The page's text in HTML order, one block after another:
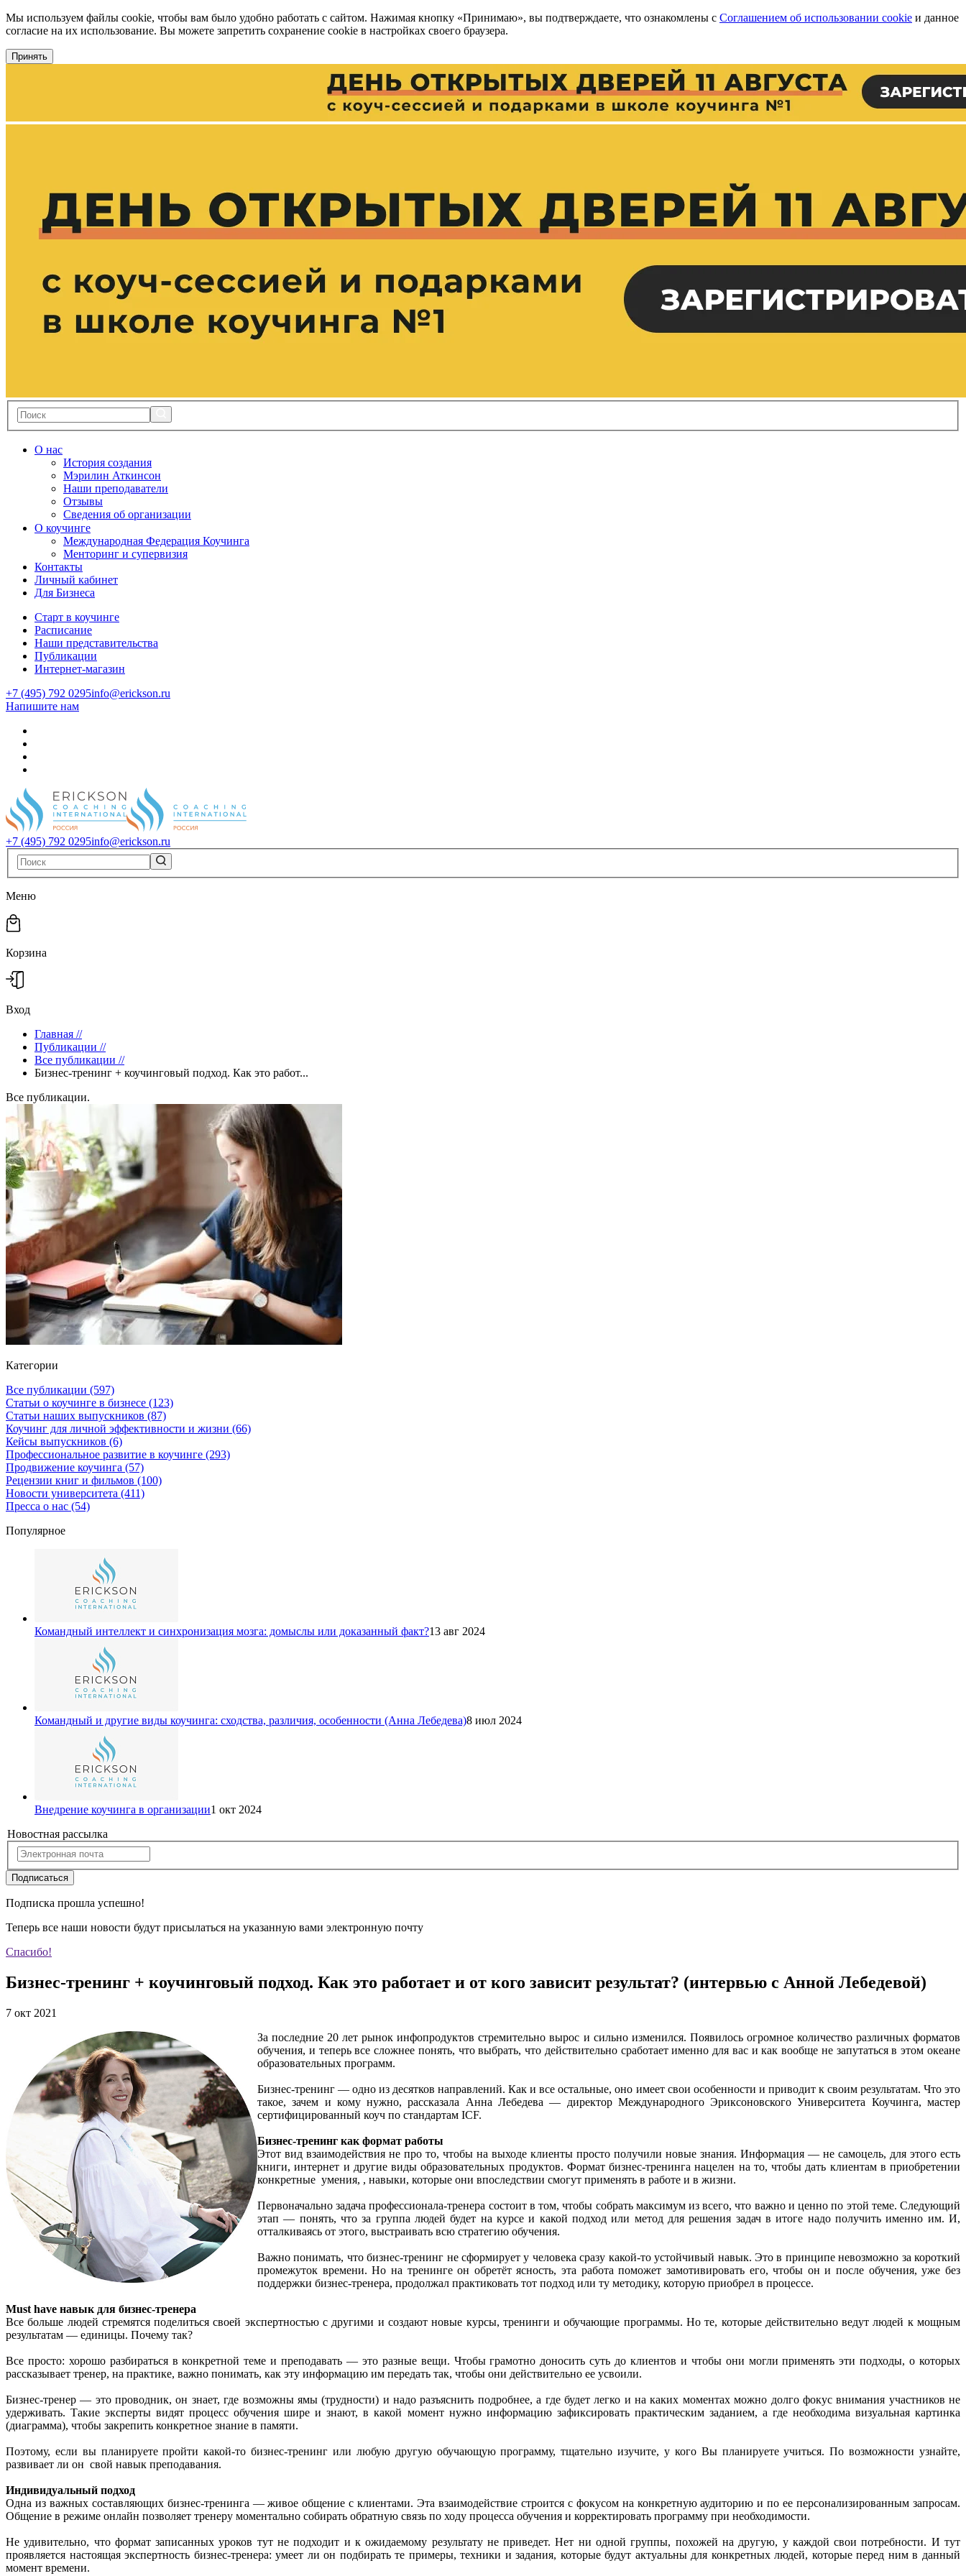
Мы используем файлы cookie, чтобы вам было удобно работать с сайтом. Нажимая кнопку «Принимаю», вы подтверждаете, что ознакомлены с Соглашением об использовании cookie и данное
согласие на их использование. Вы можете запретить сохранение cookie в настройках своего браузера.
Принять
О нас
История создания
Мэрилин Аткинсон
Наши преподаватели
Отзывы
Сведения об организации
О коучинге
Международная Федерация Коучинга
Менторинг и супервизия
Контакты
Личный кабинет
Для Бизнеса
Старт в коучинге
Расписание
Наши представительства
Публикации
Интернет-магазин
+7 (495) 792 0295info@erickson.ru
Напишите нам
+7 (495) 792 0295info@erickson.ru
Меню
Корзина
Вход
Главная //
Публикации //
Все публикации //
Бизнес-тренинг + коучинговый подход. Как это работ...
Все публикации.
Категории
Все публикации (597)
Статьи о коучинге в бизнесе (123)
Статьи наших выпускников (87)
Коучинг для личной эффективности и жизни (66)
Кейсы выпускников (6)
Профессиональное развитие в коучинге (293)
Продвижение коучинга (57)
Рецензии книг и фильмов (100)
Новости университета (411)
Пресса о нас (54)
Популярное
Командный интеллект и синхронизация мозга: домыслы или доказанный факт?13 авг 2024
Командный и другие виды коучинга: сходства, различия, особенности (Анна Лебедева)8 июл 2024
Внедрение коучинга в организации1 окт 2024
Новостная рассылка
Подписаться
Подписка прошла успешно!
Теперь все наши новости будут присылаться на указанную вами электронную почту
Спасибо!
Бизнес-тренинг + коучинговый подход. Как это работает и от кого зависит результат? (интервью с Анной Лебедевой)
7 окт 2021
За последние 20 лет рынок инфопродуктов стремительно вырос и сильно изменился. Появилось огромное количество различных форматов
обучения, и теперь все сложнее понять, что выбрать, что действительно сработает именно для вас и как вообще не запутаться в этом океане
образовательных программ.
Бизнес-тренинг — одно из десятков направлений. Как и все остальные, оно имеет свои особенности и приводит к своим результатам. Что это
такое, зачем и кому нужно, рассказала Анна Лебедева — директор Международного Эриксоновского Университета Коучинга, мастер
сертифицированный коуч по стандартам ICF.
Бизнес-тренинг как формат работы
Этот вид взаимодействия не про то, чтобы на выходе клиенты просто получили новые знания. Информация — не самоцель, для этого есть
книги, интернет и другие виды образовательных продуктов. Формат бизнес-тренинга нацелен на то, чтобы дать клиентам в приобретении
конкретные умения, , навыки, которые они впоследствии смогут применять в работе и в жизни.
Первоначально задача профессионала-тренера состоит в том, чтобы собрать максимум из всего, что важно и ценно по этой теме. Следующий
этап — понять, что за группа людей будет на курсе и какой подход или метод для решения задач в итоге надо получить именно им. И,
отталкиваясь от этого, выстраивать всю стратегию обучения.
Важно понимать, что бизнес-тренинг не сформирует у человека сразу какой-то устойчивый навык. Это в принципе невозможно за короткий
промежуток времени. Но на тренинге он обретёт ясность, эта работа поможет замотивировать его, чтобы он и после обучения, уже без
поддержки бизнес-тренера, продолжал практиковать тот подход или ту методику, которую приобрел в процессе.
Must have навык для бизнес-тренера
Все больше людей стремятся поделиться своей экспертностью с другими и создают новые курсы, тренинги и обучающие программы. Но те, которые действительно ведут людей к мощным
результатам — единицы. Почему так?
Все просто: хорошо разбираться в конкретной теме и преподавать — это разные вещи. Чтобы грамотно доносить суть до клиентов и чтобы они могли применять эти подходы, о которых
рассказывает тренер, на практике, важно понимать, как эту информацию им передать так, чтобы они действительно ее усвоили.
Бизнес-тренер — это проводник, он знает, где возможны ямы (трудности) и надо разъяснить подробнее, а где будет легко и на каких моментах можно долго фокус внимания участников не
удерживать. Такие эксперты видят процесс обучения шире и знают, в какой момент нужно информацию зафиксировать практическим заданием, а где необходима визуальная картинка
(диаграмма), чтобы закрепить конкретное знание в памяти.
Поэтому, если вы планируете пройти какой-то бизнес-тренинг или любую другую обучающую программу, тщательно изучите, у кого Вы планируете учиться. По возможности узнайте,
развивает ли он свой навык преподавания.
Индивидуальный подход
Одна из важных составляющих бизнес-тренинга — живое общение с клиентами. Эта взаимодействие строится с фокусом на конкретную аудиторию и по ее персонализированным запросам.
Общение в режиме онлайн позволяет тренеру моментально собирать обратную связь по ходу процесса обучения и корректировать программу при необходимости.
Не удивительно, что формат записанных уроков тут не подходит и к ожидаемому результату не приведет. Нет ни одной группы, похожей на другую, у каждой свои потребности. И тут
проявляется настоящая экспертность бизнес-тренера: умеет ли он подбирать те примеры, техники и задания, которые будут актуальны для конкретных людей, которые перед ним в данный
момент времени.